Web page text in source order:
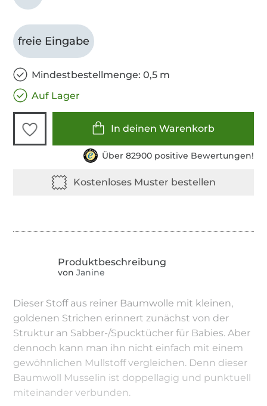
freie Eingabe
Mindestbestellmenge: 0,5 m
Auf Lager
In deinen Warenkorb
Über 82900 positive Bewertungen!
von Janine
Dieser Stoff aus reiner Baumwolle mit kleinen,
goldenen Strichen erinnert zunächst von der
Struktur an Sabber-/Spucktücher für Babies. Aber
dennoch kann man ihn nicht einfach mit einem
gewöhnlichen Mullstoff vergleichen. Denn dieser
Baumwoll Musselin ist doppellagig und punktuell
miteinander verbunden.